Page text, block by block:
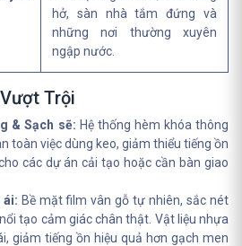
hở, sàn nhà tắm đứng và
những nơi thường xuyên
ngập nước.
Trội
& Sạch sẽ: Hệ thống hèm khóa thông
toàn việc dùng keo, giảm thiểu tiếng ồn
các dự án cải tạo hoặc cần bàn giao
ái: Bề mặt film vân gỗ tự nhiên, sắc nét
tạo cảm giác chân thật. Vật liệu nhựa
giảm tiếng ồn hiệu quả hơn gạch men